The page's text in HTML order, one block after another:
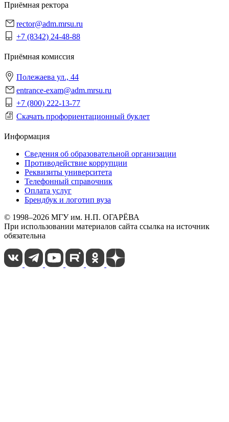
Приёмная ректора
rector@adm.mrsu.ru
+7 (8342) 24-48-88
Приёмная комиссия
Полежаева ул., 44
entrance-exam@adm.mrsu.ru
+7 (800) 222-13-77
Скачать профориентационный буклет
Информация
Сведения об образовательной организации
Противодействие коррупции
Реквизиты университета
Телефонный справочник
Оплата услуг
Брендбук и логотип вуза
© 1998–2026 МГУ им. Н.П. ОГАРЁВА
При использовании материалов сайта ссылка на источник
обязательна